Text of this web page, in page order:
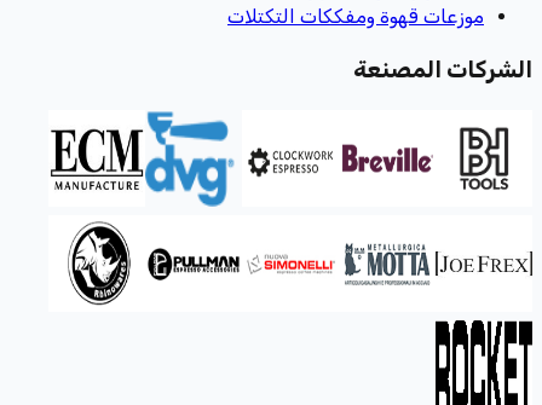
موزعات قهوة ومفككات التكتلات
الشركات المصنعة